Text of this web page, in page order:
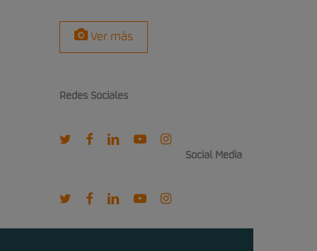
Ver más
Redes Sociales
twitterfacebooklinkedinyoutubeinstagram
Social Media
twitterfacebooklinkedinyoutubeinstagram